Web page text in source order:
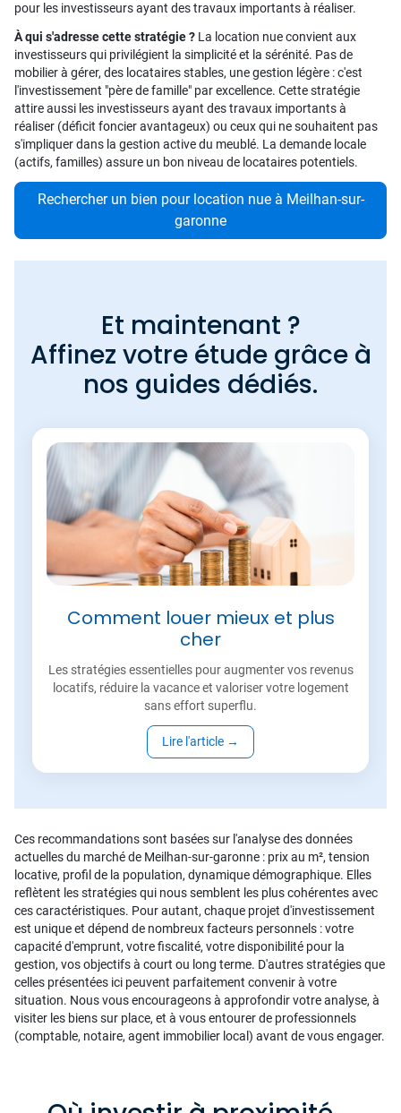
pour les investisseurs ayant des travaux importants à réaliser.
À qui s'adresse cette stratégie ? La location nue convient aux
investisseurs qui privilégient la simplicité et la sérénité. Pas de
mobilier à gérer, des locataires stables, une gestion légère : c'est
l'investissement "père de famille" par excellence. Cette stratégie
attire aussi les investisseurs ayant des travaux importants à
réaliser (déficit foncier avantageux) ou ceux qui ne souhaitent pas
s'impliquer dans la gestion active du meublé. La demande locale
(actifs, familles) assure un bon niveau de locataires potentiels.
Rechercher un bien pour location nue à Meilhan-sur-
garonne
Et maintenant ?
Affinez votre étude grâce à
nos guides dédiés.
Comment louer mieux et plus
cher
Les stratégies essentielles pour augmenter vos revenus
locatifs, réduire la vacance et valoriser votre logement
sans effort superflu.
Lire l'article →
Ces recommandations sont basées sur l'analyse des données
actuelles du marché de Meilhan-sur-garonne : prix au m², tension
locative, profil de la population, dynamique démographique. Elles
reflètent les stratégies qui nous semblent les plus cohérentes avec
ces caractéristiques. Pour autant, chaque projet d'investissement
est unique et dépend de nombreux facteurs personnels : votre
capacité d'emprunt, votre fiscalité, votre disponibilité pour la
gestion, vos objectifs à court ou long terme. D'autres stratégies que
celles présentées ici peuvent parfaitement convenir à votre
situation. Nous vous encourageons à approfondir votre analyse, à
visiter les biens sur place, et à vous entourer de professionnels
(comptable, notaire, agent immobilier local) avant de vous engager.